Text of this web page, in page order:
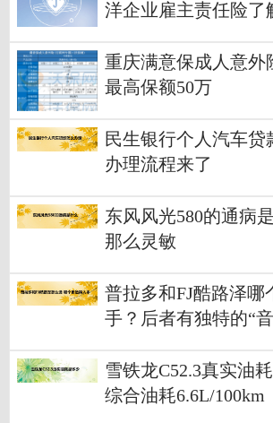
洋企业雇主责任险了
重庆满意保成人意外
最高保额50万
民生银行个人汽车贷
办理流程来了
东风风光580的通病
那么灵敏
普拉多和FJ酷路泽哪
手？后者有独特的“
雪铁龙C52.3真实油
综合油耗6.6L/100km